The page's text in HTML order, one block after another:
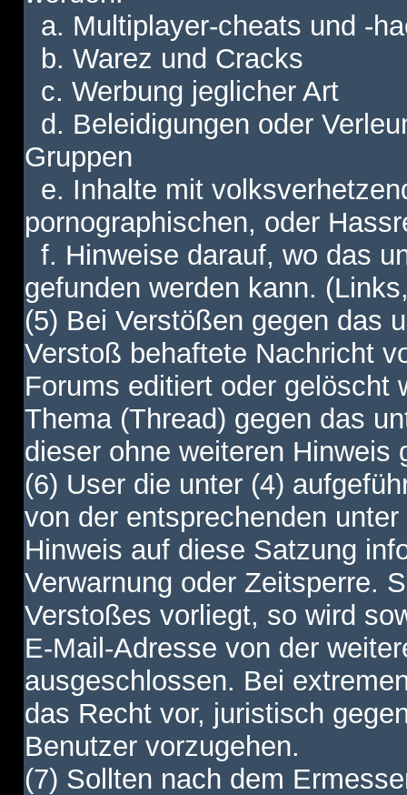
a. Multiplayer-cheats und -
b. Warez und Cracks
c. Werbung jeglicher Art
d. Beleidigungen oder
Gruppen
e. Inhalte mit
pornographischen, oder
f. Hinweise darauf, wo das
gefunden werden kann.
(5) Bei Verstößen gegen das
Verstoß behaftete Nachricht
Forums editiert oder gelöscht
Thema (Thread) gegen das
dieser ohne weiteren Hinweis
(6) User die unter (4)
von der entsprechenden
Hinweis auf diese Satzung
Verwarnung oder Zeitsperre.
Verstoßes vorliegt, so wird
E-Mail-Adresse von der
ausgeschlossen. Bei
das Recht vor, juristisch
Benutzer vorzugehen.
(7) Sollten nach dem